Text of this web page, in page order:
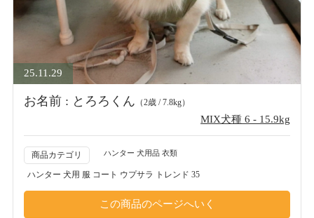
25.11.29
お名前 : とろろくん （2歳 / 7.8kg）
MIX犬種 6 - 15.9kg
商品カテゴリ ハンター 犬用品 衣類
ハンター 犬用 服 コート ウプサラ トレンド 35